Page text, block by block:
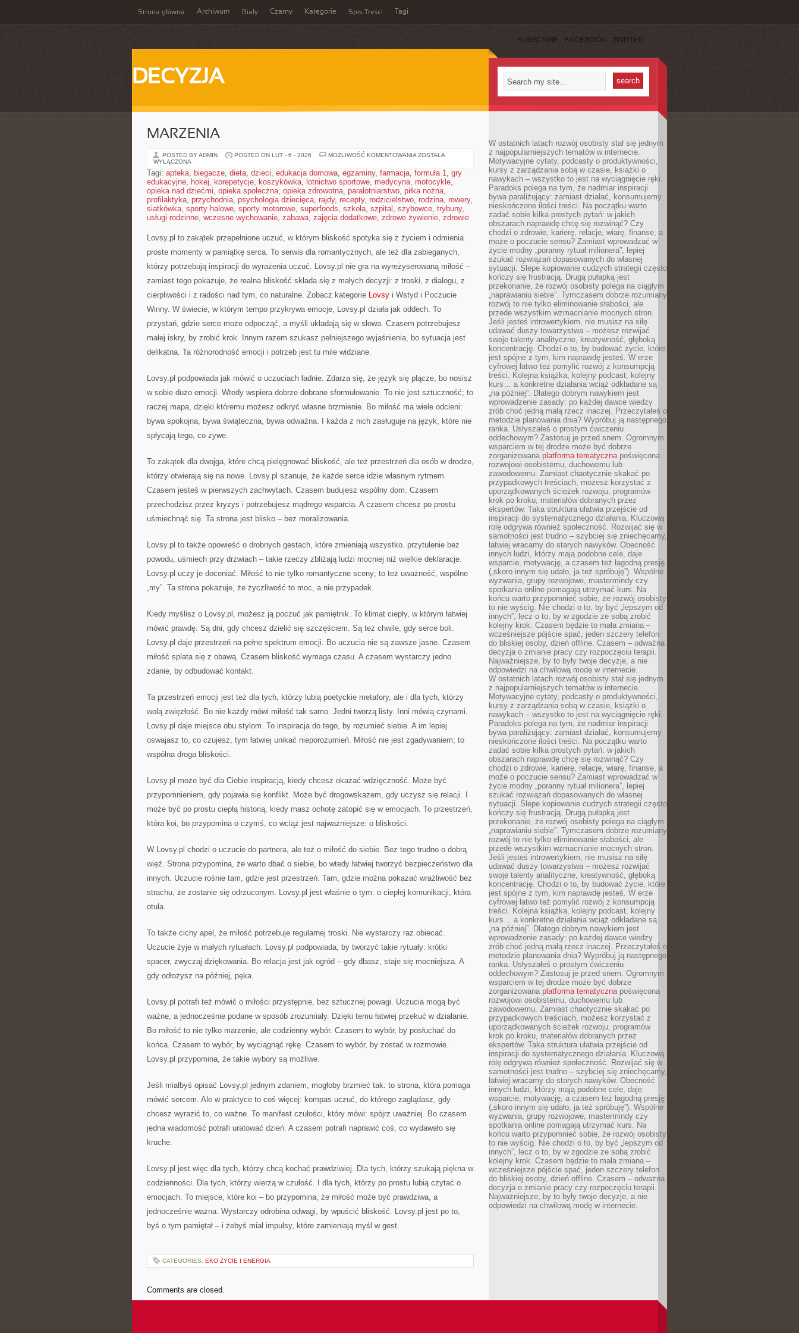
Strona główna Archiwum Biały Czarny Kategorie Spis Treści Tagi
SUBSCRIBE FACEBOOK TWITTER
DECYZJA
MARZENIA
POSTED BY ADMIN POSTED ON LUT - 6 - 2026 MOŻLIWOŚĆ KOMENTOWANIA MARZENIA
ZOSTAŁA
WYŁĄCZONA
Tagi: apteka, biegacze, dieta, dzieci, edukacja domowa, egzaminy, farmacja, formuła 1, gry
edukacyjne, hokej, korepetycje, koszykówka, lotnictwo sportowe, medycyna, motocykle,
opieka nad dziećmi, opieka społeczna, opieka zdrowotna, paralotniarstwo, piłka nożna,
profilaktyka, przychodnia, psychologia dziecięca, rajdy, recepty, rodzicielstwo, rodzina, rowery,
siatkówka, sporty halowe, sporty motorowe, superfoods, szkoła, szpital , szybowce, trybuny,
usługi rodzinne, wczesne wychowanie, zabawa, zajęcia dodatkowe, zdrowe żywienie, zdrowie
Lovsy.pl to zakątek przepełnione uczuć, w którym bliskość spotyka się z życiem i odmienia
proste momenty w pamiątkę serca. To serwis dla romantycznych, ale też dla zabieganych,
którzy potrzebują inspiracji do wyrażenia uczuć. Lovsy.pl nie gra na wyreżyserowaną miłość –
zamiast tego pokazuje, że realna bliskość składa się z małych decyzji: z troski, z dialogu, z
cierpliwości i z radości nad tym, co naturalne. Zobacz kategorie Lovsy i Wstyd i Poczucie
Winny. W świecie, w którym tempo przykrywa emocje, Lovsy.pl działa jak oddech. To
przystań, gdzie serce może odpocząć, a myśli układają się w słowa. Czasem potrzebujesz
małej iskry, by zrobić krok. Innym razem szukasz pełniejszego wyjaśnienia, bo sytuacja jest
delikatna. Ta różnorodność emocji i potrzeb jest tu mile widziane.
Lovsy.pl podpowiada jak mówić o uczuciach ładnie. Zdarza się, że język się plącze, bo nosisz
w sobie dużo emocji. Wtedy wspiera dobrze dobrane sformułowanie. To nie jest sztuczność; to
raczej mapa, dzięki któremu możesz odkryć własne brzmienie. Bo miłość ma wiele odcieni:
bywa spokojna, bywa świąteczna, bywa odważna. I każda z nich zasługuje na język, które nie
spłycają tego, co żywe.
To zakątek dla dwojga, które chcą pielęgnować bliskość, ale też przestrzeń dla osób w drodze,
którzy otwierają się na nowe. Lovsy.pl szanuje, że każde serce idzie własnym rytmem.
Czasem jesteś w pierwszych zachwytach. Czasem budujesz wspólny dom. Czasem
przechodzisz przez kryzys i potrzebujesz mądrego wsparcia. A czasem chcesz po prostu
uśmiechnąć się. Ta strona jest blisko – bez moralizowania.
Lovsy.pl to także opowieść o drobnych gestach, które zmieniają wszystko. przytulenie bez
powodu, uśmiech przy drzwiach – takie rzeczy zbliżają ludzi mocniej niż wielkie deklaracje.
Lovsy.pl uczy je doceniać. Miłość to nie tylko romantyczne sceny; to też uważność, wspólne
„my”. Ta strona pokazuje, że życzliwość to moc, a nie przypadek.
Kiedy myślisz o Lovsy.pl, możesz ją poczuć jak pamiętnik. To klimat ciepły, w którym łatwiej
mówić prawdę. Są dni, gdy chcesz dzielić się szczęściem. Są też chwile, gdy serce boli.
Lovsy.pl daje przestrzeń na pełne spektrum emocji. Bo uczucia nie są zawsze jasne. Czasem
miłość splata się z obawą. Czasem bliskość wymaga czasu. A czasem wystarczy jedno
zdanie, by odbudować kontakt.
Ta przestrzeń emocji jest też dla tych, którzy lubią poetyckie metafory, ale i dla tych, którzy
wolą zwięzłość. Bo nie każdy mówi miłość tak samo. Jedni tworzą listy. Inni mówią czynami.
Lovsy.pl daje miejsce obu stylom. To inspiracja do tego, by rozumieć siebie. A im lepiej
oswajasz to, co czujesz, tym łatwiej unikać nieporozumień. Miłość nie jest zgadywaniem; to
wspólna droga bliskości.
Lovsy.pl może być dla Ciebie inspiracją, kiedy chcesz okazać wdzięczność. Może być
przypomnieniem, gdy pojawia się konflikt. Może być drogowskazem, gdy uczysz się relacji. I
może być po prostu ciepłą historią, kiedy masz ochotę zatopić się w emocjach. To przestrzeń,
która koi, bo przypomina o czymś, co wciąż jest najważniejsze: o bliskości.
W Lovsy.pl chodzi o uczucie do partnera, ale też o miłość do siebie. Bez tego trudno o dobrą
więź. Strona przypomina, że warto dbać o siebie, bo wtedy łatwiej tworzyć bezpieczeństwo dla
innych. Uczucie rośnie tam, gdzie jest przestrzeń. Tam, gdzie można pokazać wrażliwość bez
strachu, że zostanie się odrzuconym. Lovsy.pl jest właśnie o tym: o ciepłej komunikacji, która
otula.
To także cichy apel, że miłość potrzebuje regularnej troski. Nie wystarczy raz obiecać.
Uczucie żyje w małych rytuałach. Lovsy.pl podpowiada, by tworzyć takie rytuały: krótki
spacer, zwyczaj dziękowania. Bo relacja jest jak ogród – gdy dbasz, staje się mocniejsza. A
gdy odłożysz na później, pęka.
Lovsy.pl potrafi też mówić o miłości przystępnie, bez sztucznej powagi. Uczucia mogą być
ważne, a jednocześnie podane w sposób zrozumiały. Dzięki temu łatwiej przekuć w działanie.
Bo miłość to nie tylko marzenie, ale codzienny wybór. Czasem to wybór, by posłuchać do
końca. Czasem to wybór, by wyciągnąć rękę. Czasem to wybór, by zostać w rozmowie.
Lovsy.pl przypomina, że takie wybory są możliwe.
Jeśli miałbyś opisać Lovsy.pl jednym zdaniem, mogłoby brzmieć tak: to strona, która pomaga
mówić sercem. Ale w praktyce to coś więcej: kompas uczuć, do którego zaglądasz, gdy
chcesz wyrazić to, co ważne. To manifest czułości, który mówi: spójrz uważniej. Bo czasem
jedna wiadomość potrafi uratować dzień. A czasem potrafi naprawić coś, co wydawało się
kruche.
Lovsy.pl jest więc dla tych, którzy chcą kochać prawdziwiej. Dla tych, którzy szukają piękna w
codzienności. Dla tych, którzy wierzą w czułość. I dla tych, którzy po prostu lubią czytać o
emocjach. To miejsce, które koi – bo przypomina, że miłość może być prawdziwa, a
jednocześnie ważna. Wystarczy odrobina odwagi, by wpuścić bliskość. Lovsy.pl jest po to,
byś o tym pamiętał – i żebyś miał impulsy, które zamieniają myśl w gest.
CATEGORIES: EKO ŻYCIE I ENERGIA
Comments are closed.
W ostatnich latach rozwój osobisty stał się jednym
z najpopularniejszych tematów w internecie.
Motywacyjne cytaty, podcasty o produktywności,
kursy z zarządzania sobą w czasie, książki o
nawykach – wszystko to jest na wyciągnięcie ręki.
Paradoks polega na tym, że nadmiar inspiracji
bywa paraliżujący: zamiast działać, konsumujemy
nieskończone ilości treści. Na początku warto
zadać sobie kilka prostych pytań: w jakich
obszarach naprawdę chcę się rozwinąć? Czy
chodzi o zdrowie, karierę, relacje, wiarę, finanse, a
może o poczucie sensu? Zamiast wprowadzać w
życie modny „poranny rytuał milionera”, lepiej
szukać rozwiązań dopasowanych do własnej
sytuacji. Ślepe kopiowanie cudzych strategii często
kończy się frustracją. Drugą pułapką jest
przekonanie, że rozwój osobisty polega na ciągłym
„naprawianiu siebie”. Tymczasem dobrze rozumiany
rozwój to nie tylko eliminowanie słabości, ale
przede wszystkim wzmacnianie mocnych stron.
Jeśli jesteś introwertykiem, nie musisz na siłę
udawać duszy towarzystwa – możesz rozwijać
swoje talenty analityczne, kreatywność, głęboką
koncentrację. Chodzi o to, by budować życie, które
jest spójne z tym, kim naprawdę jesteś. W erze
cyfrowej łatwo też pomylić rozwój z konsumpcją
treści. Kolejna książka, kolejny podcast, kolejny
kurs… a konkretne działania wciąż odkładane są
„na później”. Dlatego dobrym nawykiem jest
wprowadzenie zasady: po każdej dawce wiedzy
zrób choć jedną małą rzecz inaczej. Przeczytałeś o
metodzie planowania dnia? Wypróbuj ją następnego
ranka. Usłyszałeś o prostym ćwiczeniu
oddechowym? Zastosuj je przed snem. Ogromnym
wsparciem w tej drodze może być dobrze
zorganizowana platforma tematycznapoświęcona
rozwojowi osobistemu, duchowemu lub
zawodowemu. Zamiast chaotycznie skakać po
przypadkowych treściach, możesz korzystać z
uporządkowanych ścieżek rozwoju, programów
krok po kroku, materiałów dobranych przez
ekspertów. Taka struktura ułatwia przejście od
inspiracji do systematycznego działania. Kluczową
rolę odgrywa również społeczność. Rozwijać się w
samotności jest trudno – szybciej się zniechęcamy,
łatwiej wracamy do starych nawyków. Obecność
innych ludzi, którzy mają podobne cele, daje
wsparcie, motywację, a czasem też łagodną presję
(„skoro innym się udało, ja też spróbuję”). Wspólne
wyzwania, grupy rozwojowe, mastermindy czy
spotkania online pomagają utrzymać kurs. Na
końcu warto przypomnieć sobie, że rozwój osobisty
to nie wyścig. Nie chodzi o to, by być „lepszym od
innych”, lecz o to, by w zgodzie ze sobą zrobić
kolejny krok. Czasem będzie to mała zmiana –
wcześniejsze pójście spać, jeden szczery telefon
do bliskiej osoby, dzień offline. Czasem – odważna
decyzja o zmianie pracy czy rozpoczęciu terapii.
Najważniejsze, by to były twoje decyzje, a nie
odpowiedzi na chwilową modę w internecie.
W ostatnich latach rozwój osobisty stał się jednym
z najpopularniejszych tematów w internecie.
Motywacyjne cytaty, podcasty o produktywności,
kursy z zarządzania sobą w czasie, książki o
nawykach – wszystko to jest na wyciągnięcie ręki.
Paradoks polega na tym, że nadmiar inspiracji
bywa paraliżujący: zamiast działać, konsumujemy
nieskończone ilości treści. Na początku warto
zadać sobie kilka prostych pytań: w jakich
obszarach naprawdę chcę się rozwinąć? Czy
chodzi o zdrowie, karierę, relacje, wiarę, finanse, a
może o poczucie sensu? Zamiast wprowadzać w
życie modny „poranny rytuał milionera”, lepiej
szukać rozwiązań dopasowanych do własnej
sytuacji. Ślepe kopiowanie cudzych strategii często
kończy się frustracją. Drugą pułapką jest
przekonanie, że rozwój osobisty polega na ciągłym
„naprawianiu siebie”. Tymczasem dobrze rozumiany
rozwój to nie tylko eliminowanie słabości, ale
przede wszystkim wzmacnianie mocnych stron.
Jeśli jesteś introwertykiem, nie musisz na siłę
udawać duszy towarzystwa – możesz rozwijać
swoje talenty analityczne, kreatywność, głęboką
koncentrację. Chodzi o to, by budować życie, które
jest spójne z tym, kim naprawdę jesteś. W erze
cyfrowej łatwo też pomylić rozwój z konsumpcją
treści. Kolejna książka, kolejny podcast, kolejny
kurs… a konkretne działania wciąż odkładane są
„na później”. Dlatego dobrym nawykiem jest
wprowadzenie zasady: po każdej dawce wiedzy
zrób choć jedną małą rzecz inaczej. Przeczytałeś o
metodzie planowania dnia? Wypróbuj ją następnego
ranka. Usłyszałeś o prostym ćwiczeniu
oddechowym? Zastosuj je przed snem. Ogromnym
wsparciem w tej drodze może być dobrze
zorganizowana platforma tematycznapoświęcona
rozwojowi osobistemu, duchowemu lub
zawodowemu. Zamiast chaotycznie skakać po
przypadkowych treściach, możesz korzystać z
uporządkowanych ścieżek rozwoju, programów
krok po kroku, materiałów dobranych przez
ekspertów. Taka struktura ułatwia przejście od
inspiracji do systematycznego działania. Kluczową
rolę odgrywa również społeczność. Rozwijać się w
samotności jest trudno – szybciej się zniechęcamy,
łatwiej wracamy do starych nawyków. Obecność
innych ludzi, którzy mają podobne cele, daje
wsparcie, motywację, a czasem też łagodną presję
(„skoro innym się udało, ja też spróbuję”). Wspólne
wyzwania, grupy rozwojowe, mastermindy czy
spotkania online pomagają utrzymać kurs. Na
końcu warto przypomnieć sobie, że rozwój osobisty
to nie wyścig. Nie chodzi o to, by być „lepszym od
innych”, lecz o to, by w zgodzie ze sobą zrobić
kolejny krok. Czasem będzie to mała zmiana –
wcześniejsze pójście spać, jeden szczery telefon
do bliskiej osoby, dzień offline. Czasem – odważna
decyzja o zmianie pracy czy rozpoczęciu terapii.
Najważniejsze, by to były twoje decyzje, a nie
odpowiedzi na chwilową modę w internecie.